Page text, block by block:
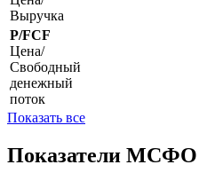
Выручка
P/FCF
Цена/
Свободный
денежный
поток
Показать все
Показатели МСФО